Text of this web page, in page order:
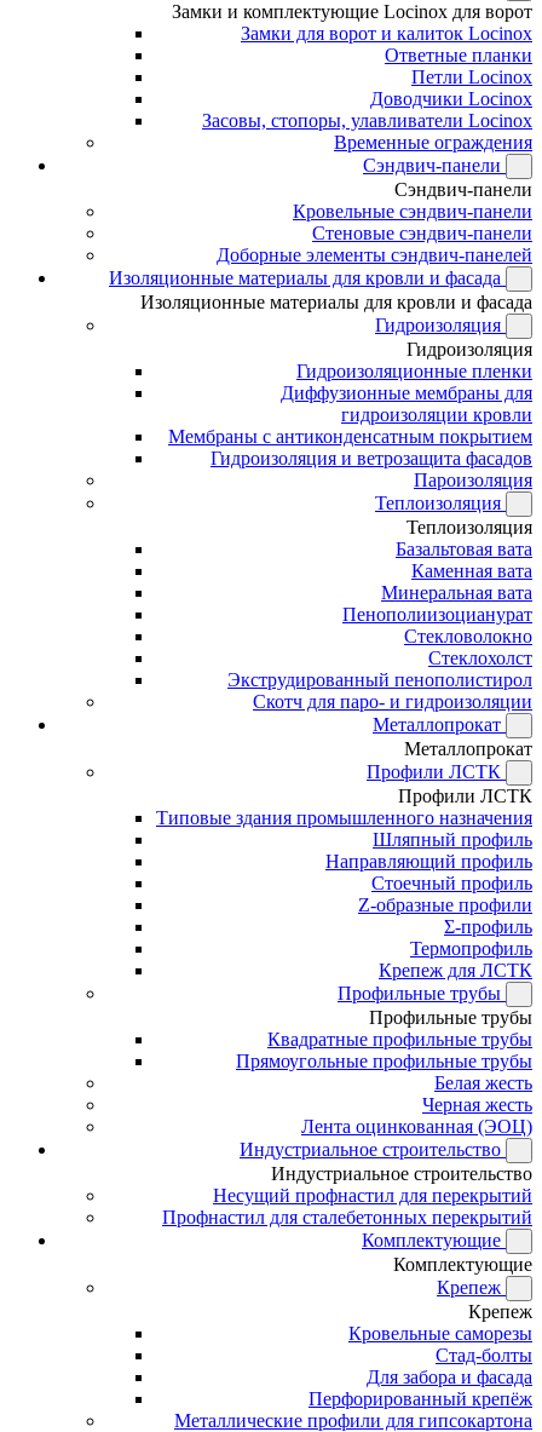
Замки и комплектующие Locinox для ворот
Замки для ворот и калиток Locinox
Ответные планки
Петли Locinox
Доводчики Locinox
Засовы, стопоры, улавливатели Locinox
Временные ограждения
Сэндвич-панели
Сэндвич-панели
Кровельные сэндвич-панели
Стеновые сэндвич-панели
Доборные элементы сэндвич-панелей
Изоляционные материалы для кровли и фасада
Изоляционные материалы для кровли и фасада
Гидроизоляция
Гидроизоляция
Гидроизоляционные пленки
Диффузионные мембраны для
гидроизоляции кровли
Мембраны с антиконденсатным покрытием
Гидроизоляция и ветрозащита фасадов
Пароизоляция
Теплоизоляция
Теплоизоляция
Базальтовая вата
Каменная вата
Минеральная вата
Пенополиизоцианурат
Стекловолокно
Стеклохолст
Экструдированный пенополистирол
Скотч для паро- и гидроизоляции
Металлопрокат
Металлопрокат
Профили ЛСТК
Профили ЛСТК
Типовые здания промышленного назначения
Шляпный профиль
Направляющий профиль
Стоечный профиль
Z-образные профили
Σ-профиль
Термопрофиль
Крепеж для ЛСТК
Профильные трубы
Профильные трубы
Квадратные профильные трубы
Прямоугольные профильные трубы
Белая жесть
Черная жесть
Лента оцинкованная (ЭОЦ)
Индустриальное строительство
Индустриальное строительство
Несущий профнастил для перекрытий
Профнастил для сталебетонных перекрытий
Комплектующие
Комплектующие
Крепеж
Крепеж
Кровельные саморезы
Стад-болты
Для забора и фасада
Перфорированный крепёж
Металлические профили для гипсокартона